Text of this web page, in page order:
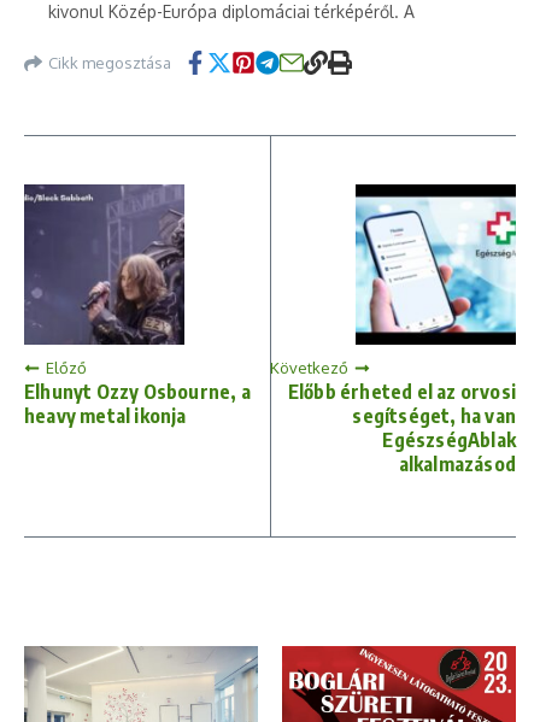
kivonul Közép-Európa diplomáciai térképéről. A
Cikk megosztása
Előző
Elhunyt Ozzy Osbourne, a
heavy metal ikonja
Következő
Előbb érheted el az orvosi
segítséget, ha van
EgészségAblak
alkalmazásod